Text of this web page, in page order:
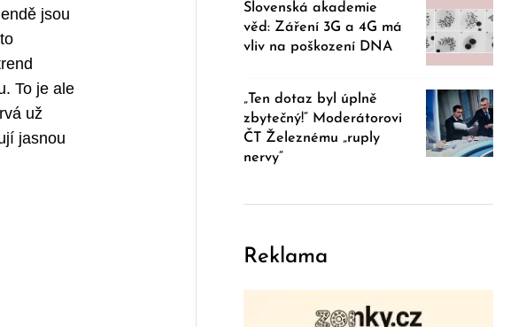
jsou
To je ale
už
jasnou
Slovenská akademie
věd: Záření 3G a 4G má
vliv na poškození DNA
„Ten dotaz byl úplně
zbytečný!“ Moderátorovi
ČT Železnému „ruply
nervy“
Reklama